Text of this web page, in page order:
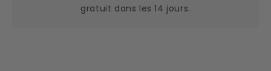
gratuit dans les 14 jours.